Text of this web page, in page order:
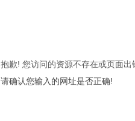
抱歉! 您访问的资源不存在或页面出
请确认您输入的网址是否正确!